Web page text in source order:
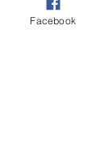
Facebook